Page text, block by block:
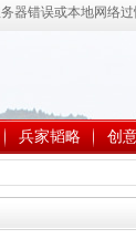
兵家韬略 创